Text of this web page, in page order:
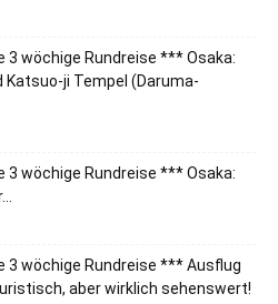
3 wöchige Rundreise *** Osaka:
Katsuo-ji Tempel (Daruma-
3 wöchige Rundreise *** Osaka:
3 wöchige Rundreise *** Ausflug
aber wirklich sehenswert!